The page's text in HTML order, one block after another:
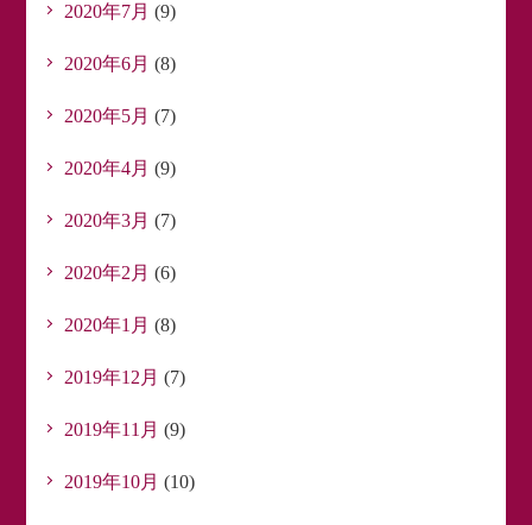
2020年7月 (9)
2020年6月 (8)
2020年5月 (7)
2020年4月 (9)
2020年3月 (7)
2020年2月 (6)
2020年1月 (8)
2019年12月 (7)
2019年11月 (9)
2019年10月 (10)